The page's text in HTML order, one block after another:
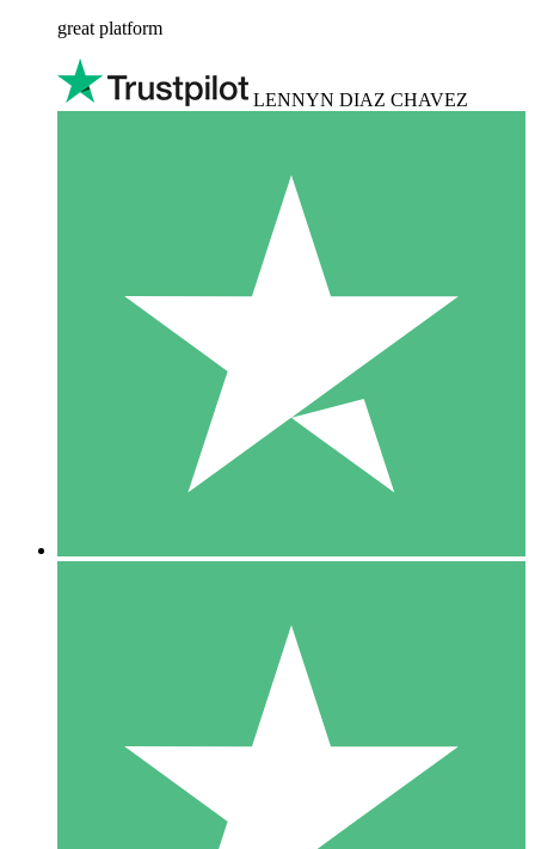
great platform
LENNYN DIAZ CHAVEZ